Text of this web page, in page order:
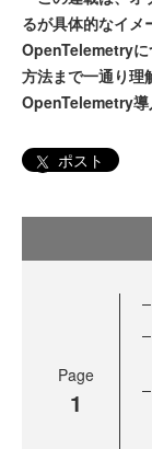
るが具体的なイメ
OpenTelemetryに
方法まで一通り理
OpenTelemetry導
ポスト
Page
1